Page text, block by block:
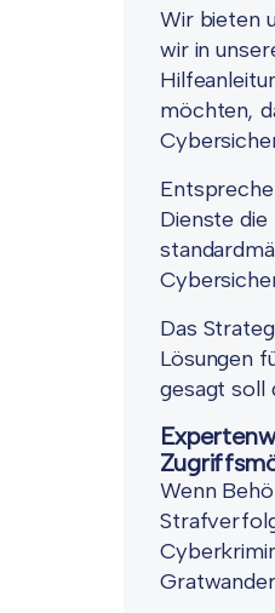
Wir bieten
wir in
möchten,
Dienste
Das
Lösungen
gesagt soll
Wenn